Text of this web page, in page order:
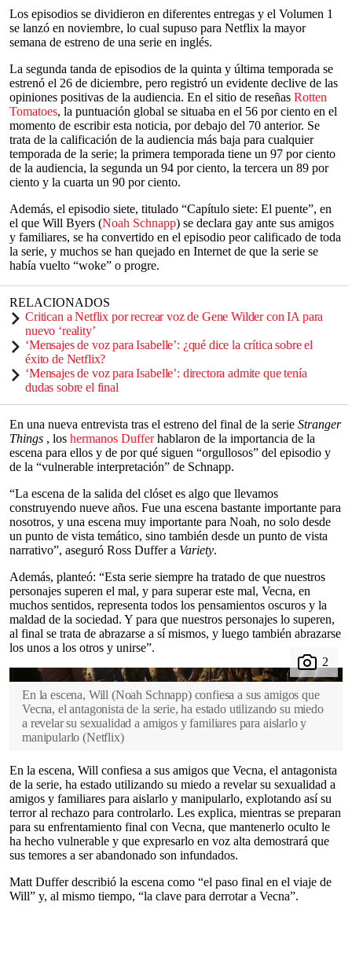
seconds
Los episodios se dividieron en diferentes entregas y el Volumen 1
se lanzó en noviembre, lo cual supuso para Netflix la mayor
semana de estreno de una serie en inglés.
La segunda tanda de episodios de la quinta y última temporada se
estrenó el 26 de diciembre, pero registró un evidente declive de las
opiniones positivas de la audiencia. En el sitio de reseñas Rotten
Tomatoes, la puntuación global se situaba en el 56 por ciento en el
momento de escribir esta noticia, por debajo del 70 anterior. Se
trata de la calificación de la audiencia más baja para cualquier
temporada de la serie; la primera temporada tiene un 97 por ciento
de la audiencia, la segunda un 94 por ciento, la tercera un 89 por
ciento y la cuarta un 90 por ciento.
Además, el episodio siete, titulado “Capítulo siete: El puente”, en
el que Will Byers (Noah Schnapp) se declara gay ante sus amigos
y familiares, se ha convertido en el episodio peor calificado de toda
la serie, y muchos se han quejado en Internet de que la serie se
había vuelto “woke” o progre.
RELACIONADOS
Critican a Netflix por recrear voz de Gene Wilder con IA para
nuevo ‘reality’
‘Mensajes de voz para Isabelle’: ¿qué dice la crítica sobre el
éxito de Netflix?
‘Mensajes de voz para Isabelle’: directora admite que tenía
dudas sobre el final
En una nueva entrevista tras el estreno del final de la serie Stranger
Things , los hermanos Dufferhablaron de la importancia de la
escena para ellos y de por qué siguen “orgullosos” del episodio y
de la “vulnerable interpretación” de Schnapp.
“La escena de la salida del clóset es algo que llevamos
construyendo nueve años. Fue una escena bastante importante para
nosotros, y una escena muy importante para Noah, no solo desde
un punto de vista temático, sino también desde un punto de vista
narrativo”, aseguró Ross Duffer a Variety.
Además, planteó: “Esta serie siempre ha tratado de que nuestros
personajes superen el mal, y para superar este mal, Vecna, en
muchos sentidos, representa todos los pensamientos oscuros y la
maldad de la sociedad. Y para que nuestros personajes lo superen,
al final se trata de abrazarse a sí mismos, y luego también abrazarse
los unos a los otros y unirse”.
En la escena, Will (Noah Schnapp) confiesa a sus amigos que
Vecna, el antagonista de la serie, ha estado utilizando su miedo
a revelar su sexualidad a amigos y familiares para aislarlo y
manipularlo (Netflix)
En la escena, Will confiesa a sus amigos que Vecna, el antagonista
de la serie, ha estado utilizando su miedo a revelar su sexualidad a
amigos y familiares para aislarlo y manipularlo, explotando así su
terror al rechazo para controlarlo. Les explica, mientras se preparan
para su enfrentamiento final con Vecna, que mantenerlo oculto le
ha hecho vulnerable y que expresarlo en voz alta demostrará que
sus temores a ser abandonado son infundados.
Matt Duffer describió la escena como “el paso final en el viaje de
Will” y, al mismo tiempo, “la clave para derrotar a Vecna”.